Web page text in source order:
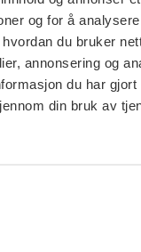
og for å
du bruker
annonsering og
du har gjort
din bruk av